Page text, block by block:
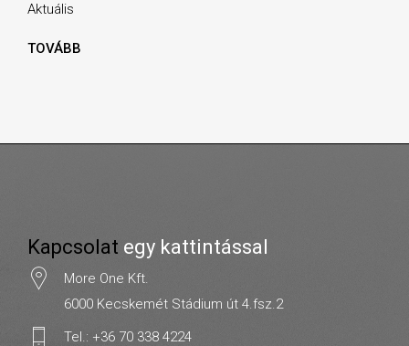
Aktuális
TOVÁBB
Kapcsolat egy kattintással
More One Kft.
6000 Kecskemét Stádium út 4.fsz.2
Tel.: +36 70 338 4224